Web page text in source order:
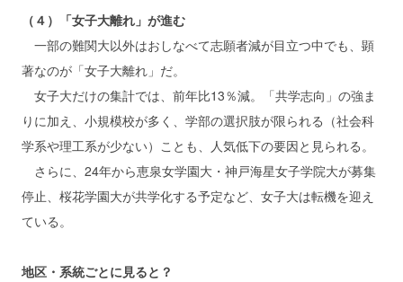
（４）「女子大離れ」が進む
一部の難関大以外はおしなべて志願者減が目立つ中でも、顕
著なのが「女子大離れ」だ。
女子大だけの集計では、前年比13％減。「共学志向」の強ま
りに加え、小規模校が多く、学部の選択肢が限られる（社会科
学系や理工系が少ない）ことも、人気低下の要因と見られる。
さらに、24年から恵泉女学園大・神戸海星女子学院大が募集
停止、桜花学園大が共学化する予定など、女子大は転機を迎え
ている。
地区・系統ごとに見ると？